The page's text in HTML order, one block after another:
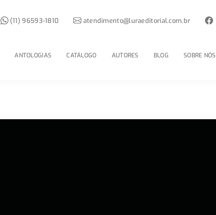
ANTOLOGIAS CATÁLOGO AUTORES BLOG SOBRE NÓS
(11) 96593-1810 atendimento@luraeditorial.com.br